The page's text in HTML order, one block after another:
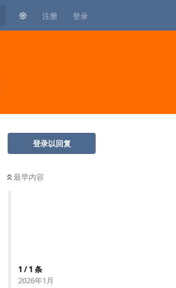
注册 登录
登录以回复
最早内容
1 /1 条
2026年1月